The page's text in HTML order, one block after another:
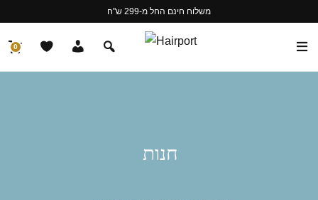
משלוח חינם החל מ-299 ש"ח
0
חנות